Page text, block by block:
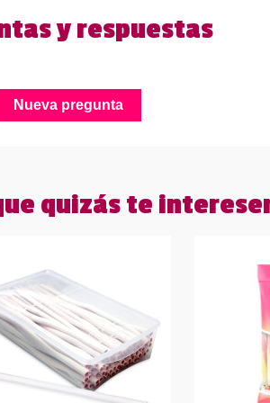
y respuestas
Nueva pregunta
quizás te